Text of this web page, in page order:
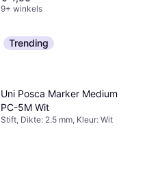
9+ winkels
Trending
Uni Posca Marker Medium
PC-5M Wit
Stift, Dikte: 2.5 mm, Kleur: Wit